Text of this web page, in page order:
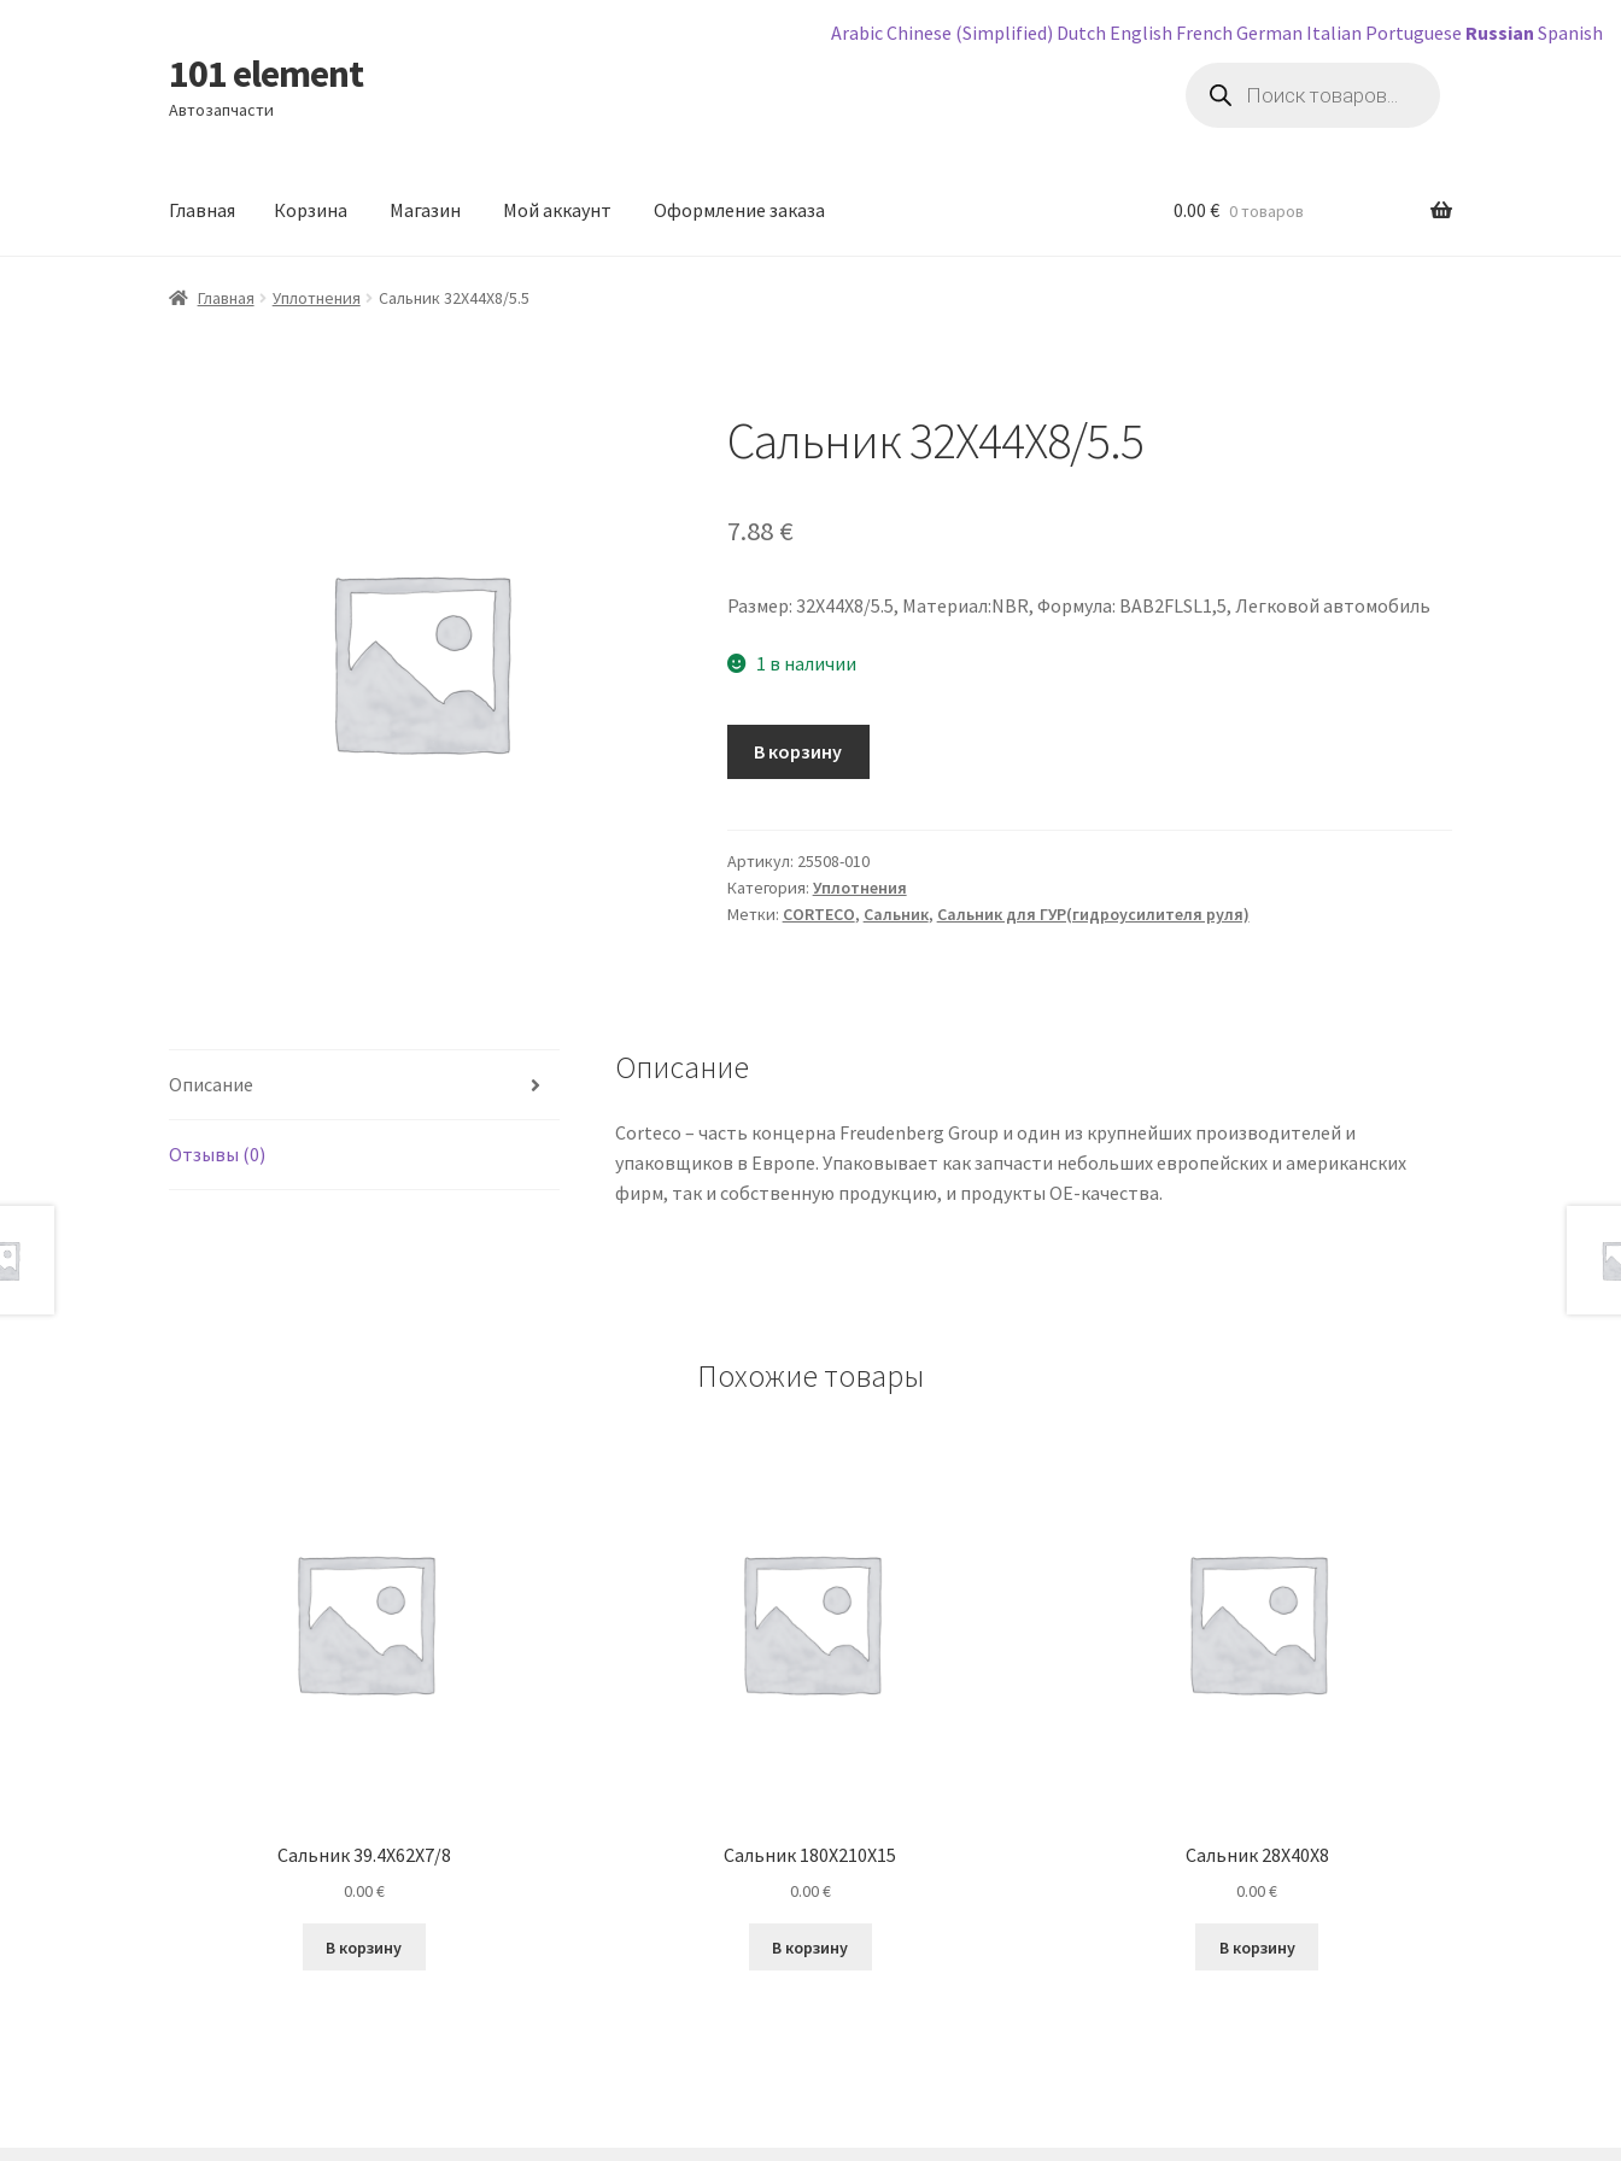
Перейти
к
навигации
Перейти
к
содержимому
101 element
Автозапчасти
товаров
Главная Корзина Магазин Мой аккаунт Оформление заказа
Главная Корзина Магазин Мой аккаунтОформление заказа
0.00 € 0 товаров
Главная Уплотнения Сальник 32X44X8/5.5
Сальник 32X44X8/5.5
7.88 €
Размер: 32X44X8/5.5, Материал:NBR, Формула: BAB2FLSL1,5, Легковой автомобиль
1 в наличии
В корзину
Артикул: 25508-010
Категория: Уплотнения
Метки: CORTECO, Сальник, Сальник для ГУР(гидроусилителя руля)
Описание
Отзывы (0)
Описание
Corteco – часть концерна Freudenberg Group и один из крупнейших производителей и
упаковщиков в Европе. Упаковывает как запчасти небольших европейских и американских
фирм, так и собственную продукцию, и продукты OE-качества.
Похожие товары
Сальник 39.4X62X7/8
0.00€
В корзину
Сальник 180X210X15
0.00€
В корзину
Сальник 28X40X8
0.00€
В корзину
ArabicChinese (Simplified) Dutch English French German Italian Portuguese Russian Spanish